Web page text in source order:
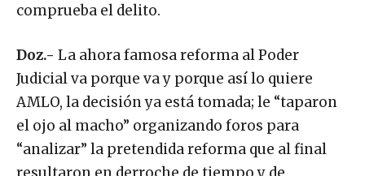
comprueba el delito.
Doz.- La ahora famosa reforma al Poder
Judicial va porque va y porque así lo quiere
AMLO, la decisión ya está tomada; le “taparon
el ojo al macho” organizando foros para
“analizar” la pretendida reforma que al final